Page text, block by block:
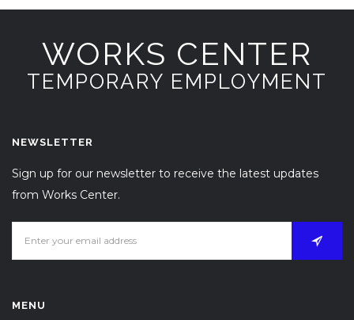
WORKS CENTER
TEMPORARY EMPLOYMENT
NEWSLETTER
Sign up for our newsletter to receive the latest updates
from Works Center.
MENU